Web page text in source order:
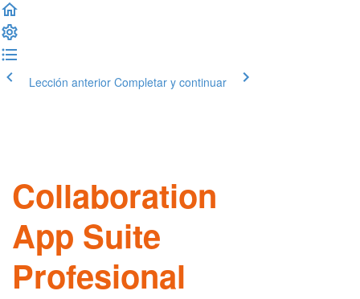
Lección anterior Completar y continuar
Collaboration
App Suite
Profesional